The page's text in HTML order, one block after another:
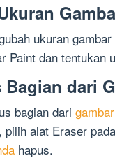
ukuran
Paint dan tentukan
dari
bagian dari
alat Eraser
hapus.